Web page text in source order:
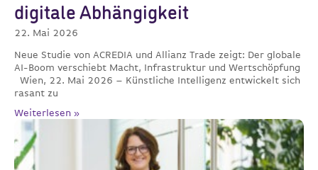
digitale Abhängigkeit
22. Mai 2026
Neue Studie von ACREDIA und Allianz Trade zeigt: Der globale
AI-Boom verschiebt Macht, Infrastruktur und Wertschöpfung
Wien, 22. Mai 2026 – Künstliche Intelligenz entwickelt sich
rasant zu
Weiterlesen »